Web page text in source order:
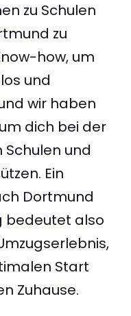
zu Schulen
zu
how, um
und
wir haben
dich bei der
und
Ein
Dortmund
bedeutet also
Start
Zuhause.